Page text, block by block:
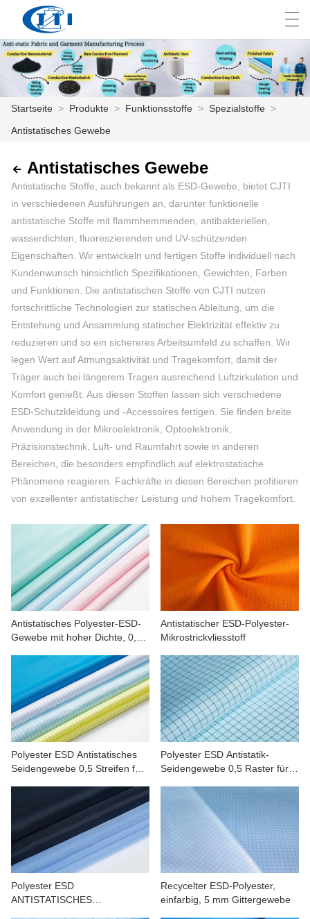
STARTSEITE
PRODUKTE
ÜBER UNS
NACHRICHTEN
INDUSTRIE
KONTAKTIERE UNS
العربية česky Deutsch English
Startseite > Produkte > Funktionsstoffe > Spezialstoffe >
Antistatisches Gewebe
Antistatisches Gewebe
Antistatische Stoffe, auch bekannt als ESD-Gewebe, bietet CJTI
in verschiedenen Ausführungen an, darunter funktionelle
antistatische Stoffe mit flammhemmenden, antibakteriellen,
wasserdichten, fluoreszierenden und UV-schützenden
Eigenschaften. Wir entwickeln und fertigen Stoffe individuell nach
Kundenwunsch hinsichtlich Spezifikationen, Gewichten, Farben
und Funktionen. Die antistatischen Stoffe von CJTI nutzen
fortschrittliche Technologien zur statischen Ableitung, um die
Entstehung und Ansammlung statischer Elektrizität effektiv zu
reduzieren und so ein sichereres Arbeitsumfeld zu schaffen. Wir
legen Wert auf Atmungsaktivität und Tragekomfort, damit der
Träger auch bei längerem Tragen ausreichend Luftzirkulation und
Komfort genießt. Aus diesen Stoffen lassen sich verschiedene
ESD-Schutzkleidung und -Accessoires fertigen. Sie finden breite
Anwendung in der Mikroelektronik, Optoelektronik,
Präzisionstechnik, Luft- und Raumfahrt sowie in anderen
Bereichen, die besonders empfindlich auf elektrostatische
Phänomene reagieren. Fachkräfte in diesen Bereichen profitieren
von exzellenter antistatischer Leistung und hohem Tragekomfort.
Antistatisches Polyester-ESD-
Gewebe mit hoher Dichte, 0,5
Elektronik
Antistatischer ESD-Polyester-
Mikrostrickvliesstoff
Polyester ESD Antistatisches
Seidengewebe 0,5 Streifen für
Polyester ESD Antistatik-
Seidengewebe 0,5 Raster für
Polyester ESD
ANTISTATISCHES
Recycelter ESD-Polyester,
einfarbig, 5 mm Gittergewebe